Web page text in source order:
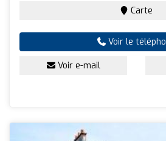
Carte
Voir le
Voir e-mail